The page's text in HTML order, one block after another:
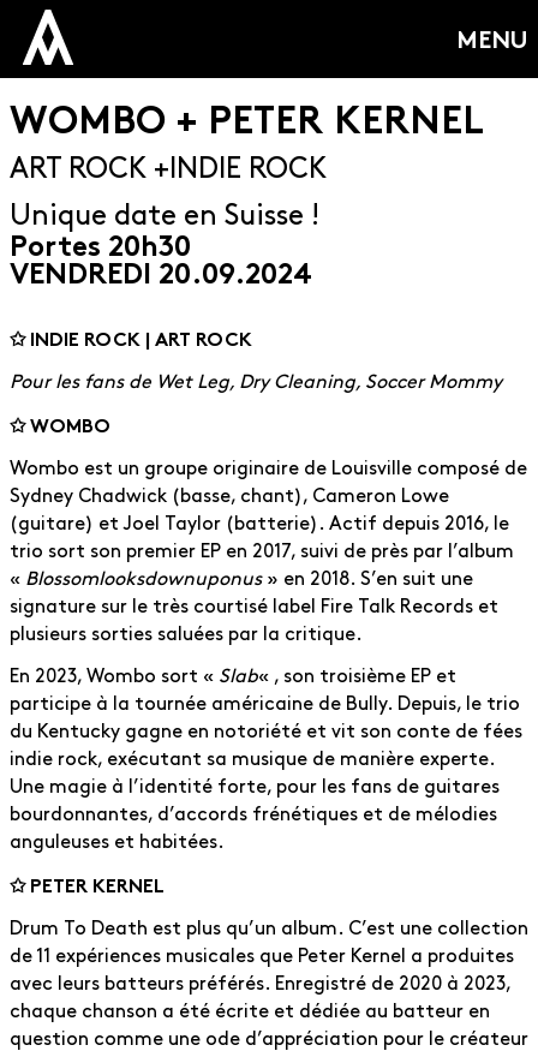
MENU
WOMBO + PETER KERNEL
ART ROCK INDIE ROCK
VENDREDI 20.09.2024
Portes 20h30
Unique date en Suisse !
✩ INDIE ROCK | ART ROCK
Pour les fans de Wet Leg, Dry Cleaning, Soccer Mommy
✩ WOMBO
Wombo est un groupe originaire de Louisville composé de
Sydney Chadwick (basse, chant), Cameron Lowe
(guitare) et Joel Taylor (batterie). Actif depuis 2016, le
trio sort son premier EP en 2017, suivi de près par l’album
« Blossomlooksdownuponus» en 2018. S’en suit une
signature sur le très courtisé label Fire Talk Records et
plusieurs sorties saluées par la critique.
En 2023, Wombo sort « Slab« , son troisième EP et
participe à la tournée américaine de Bully. Depuis, le trio
du Kentucky gagne en notoriété et vit son conte de fées
indie rock, exécutant sa musique de manière experte.
Une magie à l’identité forte, pour les fans de guitares
bourdonnantes, d’accords frénétiques et de mélodies
anguleuses et habitées.
✩ PETER KERNEL
Drum To Death est plus qu’un album. C’est une collection
de 11 expériences musicales que Peter Kernel a produites
avec leurs batteurs préférés. Enregistré de 2020 à 2023,
chaque chanson a été écrite et dédiée au batteur en
question comme une ode d’appréciation pour le créateur